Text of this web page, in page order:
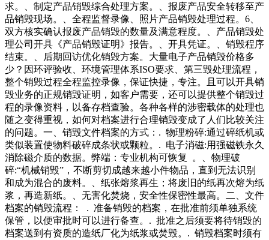
求。、制定产品销毁综合处理方案。、报废产品安全转移至产
品销毁现场。、全程监督录像、照片产品销毁处理过程。6、
双方核实确认报废产品销毁的数量及满意程度。、产品销毁处
理公司开具《产品销毁证明》报告。、开具凭证。、销毁程序
结束。、后期回访优化销毁方案。大量电子产品销毁价格多
少？因环评验收、环境管理体系ISO要求、第三毁处理流程，
整个销毁过程全程监控录像，保证快捷，专注。且可以开具销
毁业务的正规销毁证明，如客户需要，还可以提供整个销毁过
程的录像资料，以备存档查验。各种各样的涉密载体的处理也
随之变得重视，如何对档案进行合理销毁变成了人们比较关注
的问题。一、销毁文件档案的方式：. 物理粉碎:通过碎纸机或
类似装置使物料破碎成条状或颗粒。. 电子消磁:用强磁铁永久
消除磁介质的数据。弊端：专业机构可恢复 。、物理破
碎:“机械销毁”，不断剪切成越来越小件物品，直到无法识别
和成为混合的废料。、纸张熔浆再生；将废旧的纸再次熔为纸
浆，再造新纸。、无害化焚烧，安全性保密性最高。二、文件
档案的销毁流程： . 准备销毁的档案，在批准前须单独系统
保管，以便审批时可以进行备查。. 批准之后须要将待销毁的
档案送到有资质的造纸厂化为纸浆或焚毁。. 销毁档案时须有